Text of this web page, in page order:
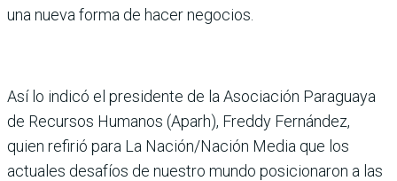
una nueva forma de hacer negocios.
Así lo indicó el presidente de la Asociación Paraguaya
de Recursos Humanos (Aparh), Freddy Fernández,
quien refi­rió para La Nación/Nación Media que los
actuales desa­fíos de nuestro mundo posi­cionaron a las